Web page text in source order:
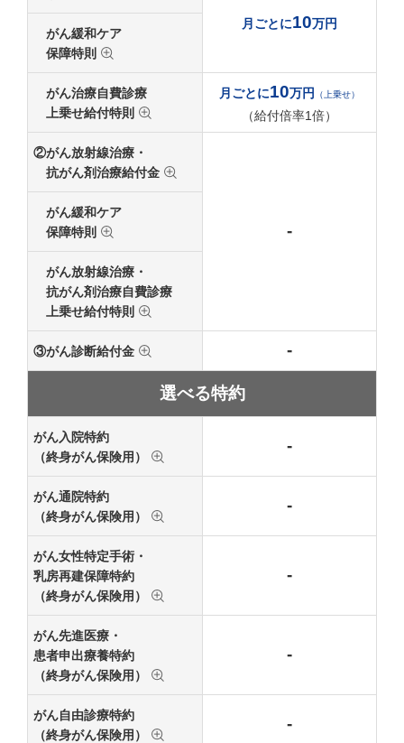
がん緩和ケア
保障特則
月ごとに10万円
がん治療自費診療
上乗せ給付特則
月ごとに10万円 （上乗せ）
（給付倍率1倍）
②がん放射線治療・
抗がん剤治療給付金
がん緩和ケア
保障特則
がん放射線治療・
抗がん剤治療自費診療
上乗せ給付特則
-
③がん診断給付金 -
選べる特約
がん入院特約
（終身がん保険用）
-
がん通院特約
（終身がん保険用）
-
がん女性特定手術・
乳房再建保障特約
（終身がん保険用）
-
がん先進医療・
患者申出療養特約
（終身がん保険用）
-
がん自由診療特約
（終身がん保険用）
-